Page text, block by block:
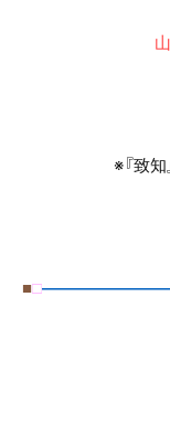
※『致
連載「第
■□